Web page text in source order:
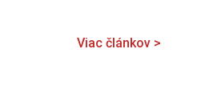
Viac článkov >